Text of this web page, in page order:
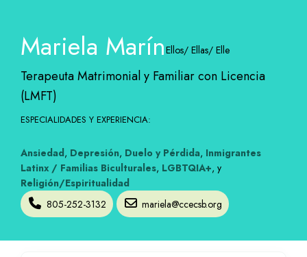
Mariela MarínEllos/ Ellas/ Elle
Terapeuta Matrimonial y Familiar con Licencia
(LMFT)
ESPECIALIDADES Y EXPERIENCIA:
Ansiedad, Depresión, Duelo y Pérdida, Inmigrantes
Latinx / Familias Biculturales, LGBTQIA+, y
Religión/Espiritualidad
805-252-3132
mariela@ccecsb.org